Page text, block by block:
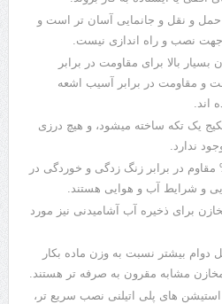
و نقل و جانمایی آسان تر است و
جهت نصب و راه اندازی نیست.
بالا برای مقاومت در برابر
و مقاومت در برابر آسیب اشعه
اند.
یک تکه ساخته میشود، و هیچ درزی
ندارد.
پلی اتیلنی ۱۰۰% مقاوم در برابر زنگ زدگی و خوردگی در
و شرایط آب و هوایی هستند.
برای ذخیره آب آشامیدنی نیز مورد
دوام بیشتر نسبت به وزن ماده بکار
مخازن مشابه مقرون به صرفه تر هستند.
استیشن های پلی اتیلنی نصب سریع تر،